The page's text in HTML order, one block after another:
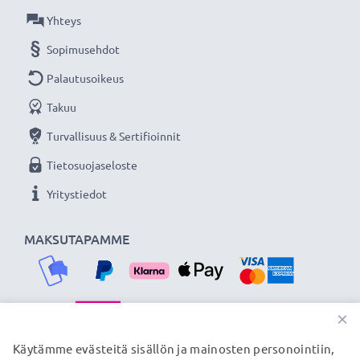
MAKSUTAPAMME
Yhteys
Sopimusehdot
Palautusoikeus
Takuu
Turvallisuus & Sertifioinnit
Tietosuojaseloste
Yritystiedot
TOIMITUSKUMPPANIMME
×
Käytämme evästeitä sisällön ja mainosten personointiin,